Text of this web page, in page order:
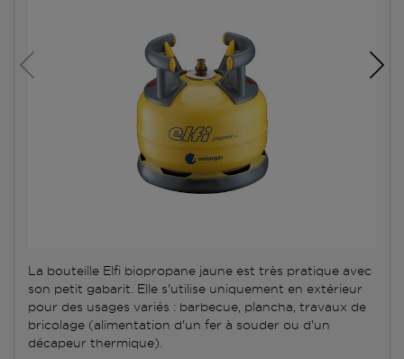
La bouteille Elfi biopropane jaune est très pratique avec
son petit gabarit. Elle s'utilise uniquement en extérieur
pour des usages variés : barbecue, plancha, travaux de
bricolage (alimentation d'un fer à souder ou d'un
décapeur thermique).